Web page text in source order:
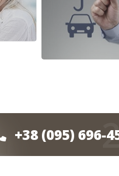
+38 (095) 696-